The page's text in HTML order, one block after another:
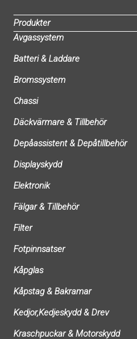
Produkter
Avgassystem
Batteri & Laddare
Bromssystem
Chassi
Däckvärmare & Tillbehör
Depåassistent & Depåtillbehör
Displayskydd
Elektronik
Fälgar & Tillbehör
Filter
Fotpinnsatser
Kåpglas
Kåpstag & Bakramar
Kedjor,Kedjeskydd & Drev
Kraschpuckar & Motorskydd